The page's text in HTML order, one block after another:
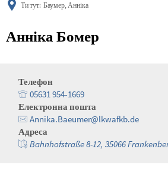
Ти тут: Баумер, Анніка
Анніка Бомер
Телефон
05631 954-1669
Електронна пошта
Annika.Baeumer@lkwafkb.de
Адреса
Bahnhofstraße 8-12, 35066